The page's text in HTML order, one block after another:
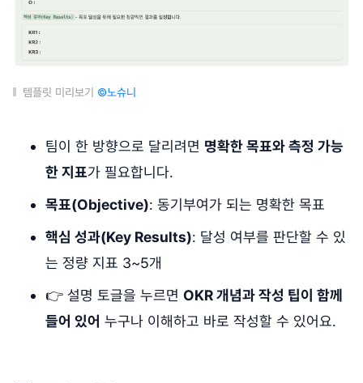
템플릿 미리보기 ©노슈니
팀이 한 방향으로 달리려면 명확한 목표와 측정 가능
한 지표가 필요합니다.
목표(Objective): 동기부여가 되는 명확한 목표
핵심 성과(Key Results): 달성 여부를 판단할 수 있
는 정량 지표 3~5개
👉 설명 토글을 누르면 OKR 개념과 작성 팁이 함께
들어 있어 누구나 이해하고 바로 작성할 수 있어요.